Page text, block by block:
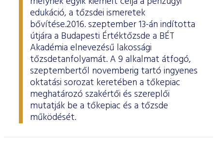
edukáció, a tőzsdei ismeretek
bővítése.2016. szeptember 13-án indította
útjára a Budapesti Értéktőzsde a BÉT
Akadémia elnevezésű lakossági
tőzsdetanfolyamát. A 9 alkalmat átfogó,
szeptembertől novemberig tartó ingyenes
oktatási sorozat keretében a tőkepiac
meghatározó szakértői és szereplői
mutatják be a tőkepiac és a tőzsde
működését.